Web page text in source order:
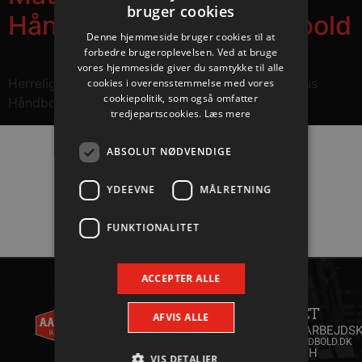
Håndbold – Århus Håndbold
Herreligaen, Gigantium: Aalborg Håndbold – Århus
Håndbold 38-30 (16-14).
Hovedpartnere
AALBORG
HÅNDBOLD
KONTAKT
+45 96
INFO@AALBORGHAANDBOLD.DK
ANDET
YOUTH
bruger cookies
Denne hjemmeside bruger cookies til at
forbedre brugeroplevelsen. Ved at bruge
vores hjemmeside giver du samtykke til alle
cookies i overensstemmelse med vores
cookiepolitik, som også omfatter
tredjepartscookies. Læs mere
ABSOLUT NØDVENDIGE
YDEEVNE MÅLRETNING
FUNKTIONALITET
ACCEPTER ALLE
AFVIS ALLE
VIS DETALJER